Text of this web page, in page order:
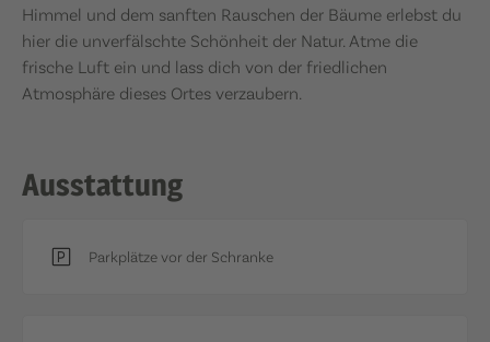
Himmel und dem sanften Rauschen der Bäume erlebst du
hier die unverfälschte Schönheit der Natur. Atme die
frische Luft ein und lass dich von der friedlichen
Atmosphäre dieses Ortes verzaubern.
Ausstattung
Parkplätze vor der Schranke